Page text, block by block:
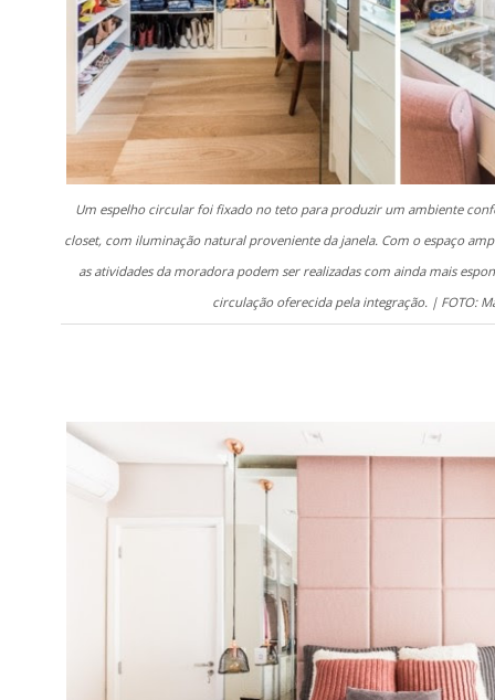
Um espelho circular foi fixado no teto para produzir um ambiente
closet, com iluminação natural proveniente da janela. Com o espaço
as atividades da moradora podem ser realizadas com ainda mais
circulação oferecida pela integração. | FOTO: